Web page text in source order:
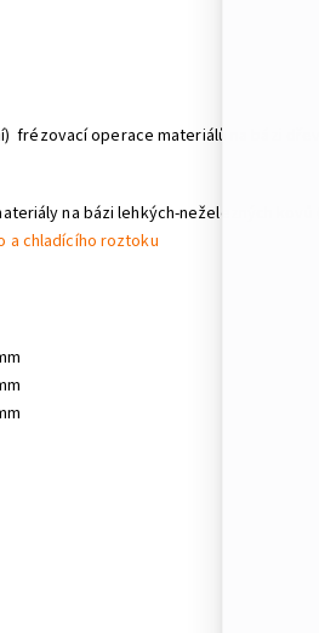
frézovací operace materiálů na bázi
na bázi lehkých-neželezných kovů
a chladícího roztoku